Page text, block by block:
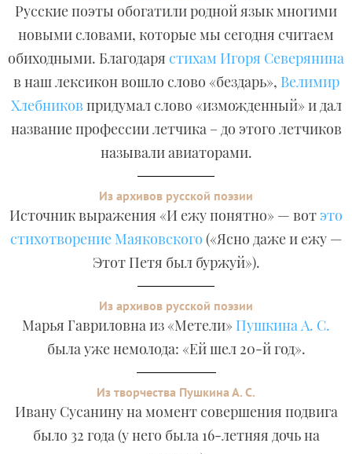
Русские поэты обогатили родной язык многими
новыми словами, которые мы сегодня считаем
обиходными. Благодаря стихам Игоря Северянина
в наш лексикон вошло слово «бездарь», Велимир
Хлебников придумал слово «изможденный» и дал
название профессии летчика – до этого летчиков
называли авиаторами.
Из архивов русской поэзии
Источник выражения «И ежу понятно» — вот это
стихотворение Маяковского («Ясно даже и ежу —
Этот Петя был буржуй»).
Из архивов русской поэзии
Марья Гавриловна из «Метели» Пушкина А. С.
была уже немолода: «Ей шел 20-й год».
Из творчества Пушкина А. С.
Ивану Сусанину на момент совершения подвига
было 32 года (у него была 16-летняя дочь на